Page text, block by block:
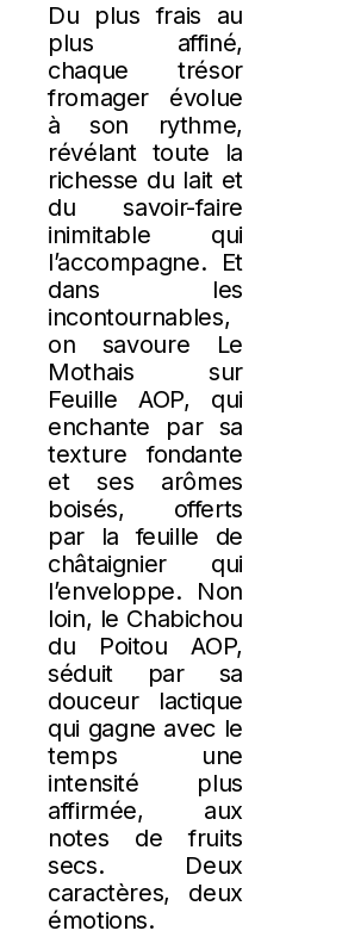
Du plus frais au
plus affiné,
chaque trésor
fromager évolue
à son rythme,
révélant toute la
richesse du lait et
du savoir-faire
inimitable qui
l’accompagne. Et
dans les
incontournables,
on savoure Le
Mothais sur
Feuille AOP, qui
enchante par sa
texture fondante
et ses arômes
boisés, offerts
par la feuille de
châtaignier qui
l’enveloppe. Non
loin, le Chabichou
du Poitou AOP,
séduit par sa
douceur lactique
qui gagne avec le
temps une
intensité plus
affirmée, aux
notes de fruits
secs. Deux
caractères, deux
émotions.